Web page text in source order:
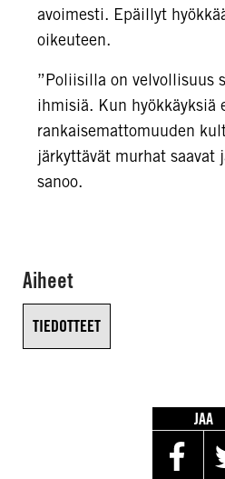
avoimesti. Epäillyt
oikeuteen.
”Poliisilla on velvollisuus
ihmisiä. Kun hyökkäyksiä
rankaisemattomuuden
järkyttävät murhat saavat
sanoo.
Aiheet
TIEDOTTEET
JAA